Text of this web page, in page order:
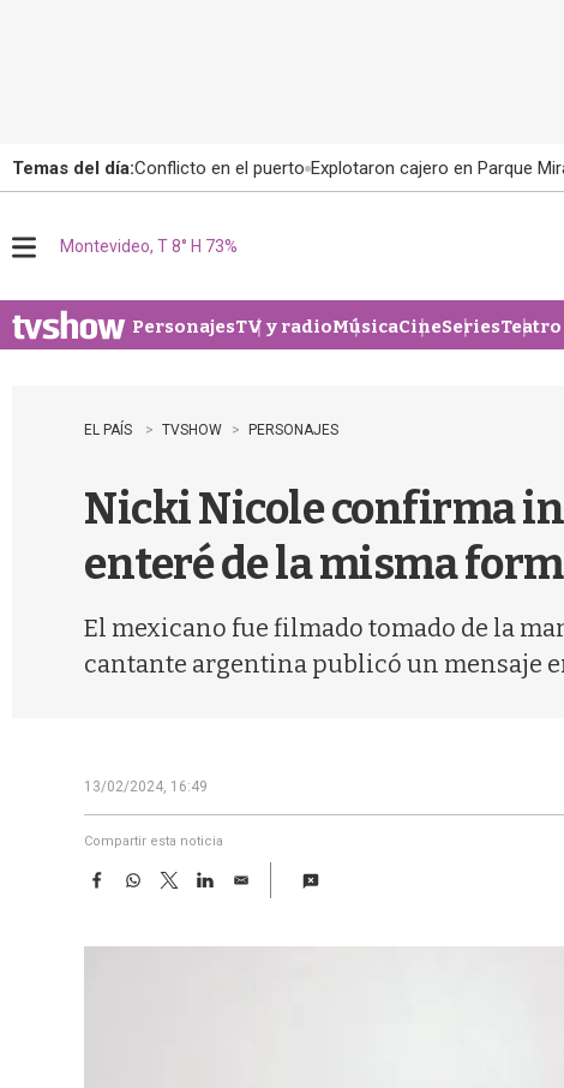
Temas del día:Conflicto en el puerto Explotaron cajero en Parque
u
Montevideo, T 8° H 73%
PersonajesTV y radioMúsicaCineSeries
EL PAÍS TVSHOW PERSONAJES
Nicki Nicole confirma
enteré de la misma
El mexicano fue filmado tomado de la
cantante argentina publicó un mensaje
13/02/2024, 16:49
Compartir esta noticia
F
e
W
t
T
w
t
L
k
E
i